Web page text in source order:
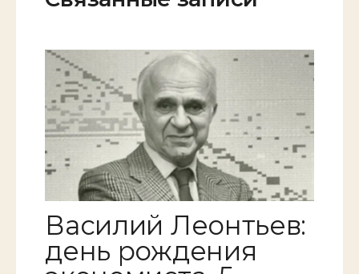
Василий Леонтьев:
день рождения